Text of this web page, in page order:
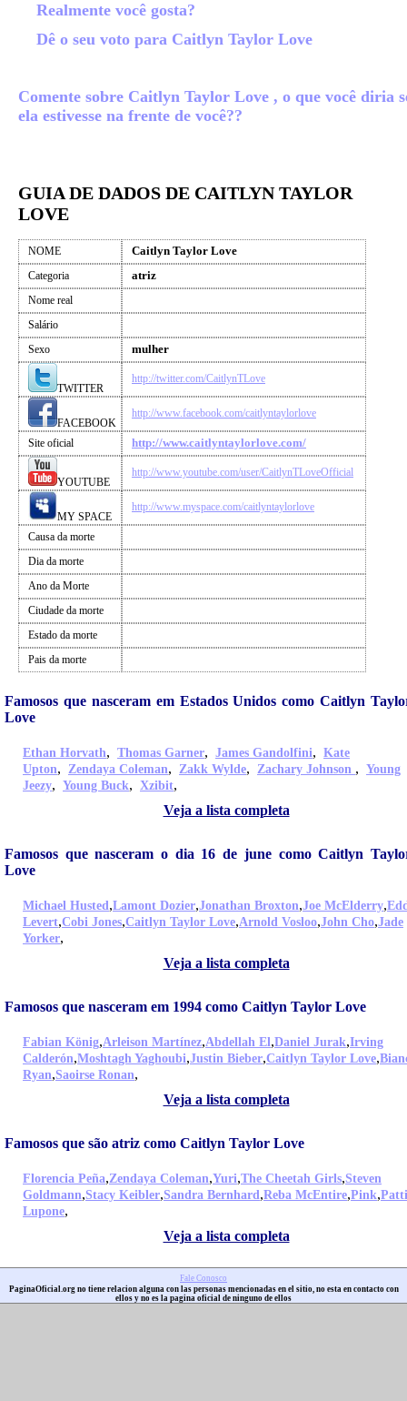
Realmente você gosta?
Dê o seu voto para Caitlyn Taylor Love
Comente sobre Caitlyn Taylor Love , o que você diria
ela estivesse na frente de você??
GUIA DE DADOS DE CAITLYN TAYLOR
LOVE
NOME Caitlyn Taylor Love
Categoria atriz
Nome real
Salário
Sexo
mulher
TWITTER
http://twitter.com/CaitlynTLove
FACEBOOK
http://www.facebook.com/caitlyntaylorlove
Site oficial http://www.caitlyntaylorlove.com/
YOUTUBE
http://www.youtube.com/user/CaitlynTLoveOfficial
MY SPACE
http://www.myspace.com/caitlyntaylorlove
Causa da morte
Dia da morte
Ano da Morte
Ciudade da morte
Estado da morte
Pais da morte
Famosos que nasceram em Estados Unidos como Caitlyn
Love
Ethan Horvath, Thomas Garner, James Gandolfini, Kate
Upton, Zendaya Coleman, Zakk Wylde, Zachary Johnson , Young
Jeezy, Young Buck, Xzibit,
Veja a lista completa
Famosos que nasceram o dia 16 de june como Caitlyn
Love
Michael Husted,Lamont Dozier,Jonathan Broxton,Joe McElderry,
Levert,Cobi Jones,Caitlyn Taylor Love,Arnold Vosloo,John Cho,Jade
Yorker,
Veja a lista completa
Famosos que nasceram em 1994 como Caitlyn Taylor Love
Fabian König,Arleison Martínez,Abdellah El,Daniel Jurak,Irving
Calderón,Moshtagh Yaghoubi,Justin Bieber,Caitlyn Taylor Love,
Ryan,Saoirse Ronan,
Veja a lista completa
Famosos que são atriz como Caitlyn Taylor Love
Florencia Peña,Zendaya Coleman,Yuri,The Cheetah Girls,Steven
Goldmann,Stacy Keibler,Sandra Bernhard,Reba McEntire,Pink,Patti
Lupone,
Veja a lista completa
Fale Conosco
PaginaOficial.org no tiene relacion alguna con las personas mencionadas en el sitio, no esta en contacto con
ellos y no es la pagina oficial de ninguno de ellos